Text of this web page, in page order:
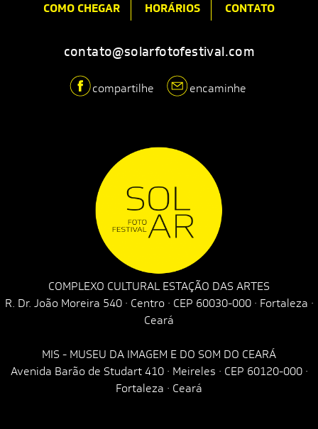
COMO CHEGAR HORÁRIOS CONTATO
contato@solarfotofestival.com
compartilhe encaminhe
COMPLEXO CULTURAL ESTAÇÃO DAS ARTES
R. Dr. João Moreira 540 · Centro · CEP 60030-000 · Fortaleza ·
Ceará
MIS - MUSEU DA IMAGEM E DO SOM DO CEARÁ
Avenida Barão de Studart 410 · Meireles · CEP 60120-000 ·
Fortaleza · Ceará